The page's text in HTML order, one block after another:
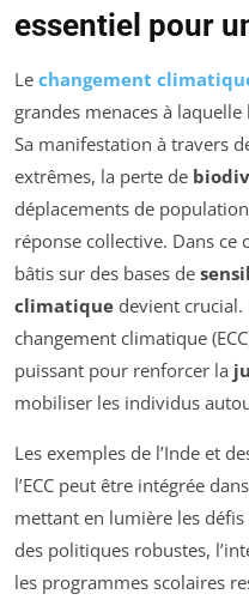
essentiel pour
Le changement
grandes menaces à
Sa manifestation à travers
extrêmes, la perte de
déplacements de
réponse collective. Dans ce
bâtis sur des bases de
climatique devient crucial.
changement climatique
puissant pour renforcer la
mobiliser les individus
Les exemples de l’Inde et
l’ECC peut être intégrée
mettant en lumière les
des politiques robustes,
les programmes scolaires